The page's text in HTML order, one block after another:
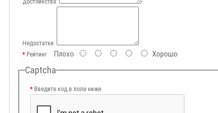
Достоинства:
Недостатки:
РейтингПлохо Хорошо
Captcha
Введите код в поле ниже